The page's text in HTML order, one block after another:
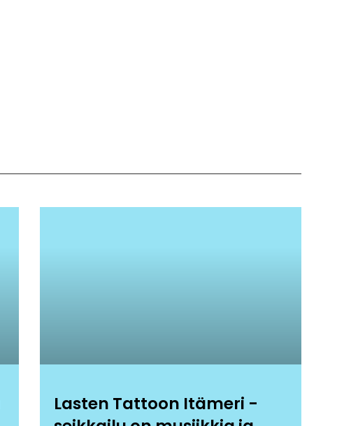
Lasten Tattoon Itämeri -